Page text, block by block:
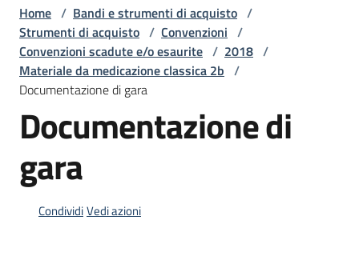
telematici
L'Agenzia
e
strumenti
Home / Bandi e strumenti di acquisto /
Strumenti di acquisto / Convenzioni /
Convenzioni scadute e/o esaurite / 2018 /
Materiale da medicazione classica 2b /
Documentazione di gara
Documentazione di
gara
CondividiVedi azioni